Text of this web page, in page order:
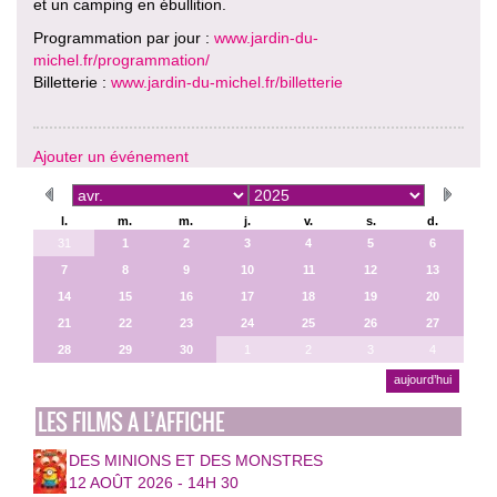
et un camping en ébullition.
Programmation par jour : www.jardin-du-
michel.fr/programmation/
Billetterie : www.jardin-du-michel.fr/billetterie
Ajouter un événement
l. m. m. j. v. s.
d.
31
1 2 3 4 5
6
7
8 9 10 11 12
13
14
15 16 17 18 19
20
21
22 23 24 25 26
27
28
29 30 2 3 4
aujourd’hui
LES FILMS A L’AFFICHE
DES MINIONS ET DES MONSTRES
12 AOÛT 2026 - 14H 30